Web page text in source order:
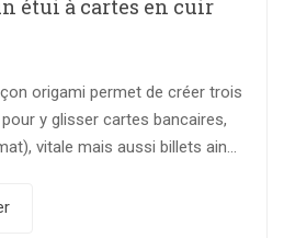
étui à cartes en cuir
origami permet de créer trois
y glisser cartes bancaires,
vitale mais aussi billets ainsi